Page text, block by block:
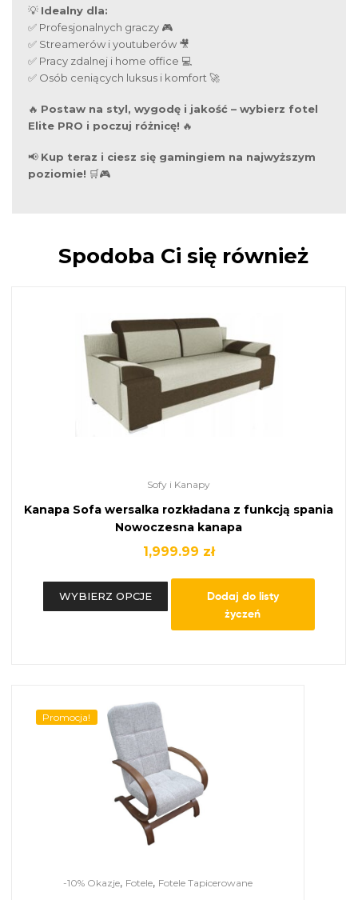
💡 Idealny dla:
✅ Profesjonalnych graczy 🎮
✅ Streamerów i youtuberów 🎥
✅ Pracy zdalnej i home office 💻
✅ Osób ceniących luksus i komfort 🚀
🔥 Postaw na styl, wygodę i jakość – wybierz fotel
Elite PRO i poczuj różnicę! 🔥
📢 Kup teraz i ciesz się gamingiem na najwyższym
poziomie! 🛒🎮
Spodoba Ci się również
Sofy i Kanapy
Kanapa Sofa wersalka rozkładana z funkcją spania
Nowoczesna kanapa
1,999.99 zł
WYBIERZ OPCJE
Dodaj do listy
życzeń
Promocja!
-10% Okazje, Fotele, Fotele Tapicerowane